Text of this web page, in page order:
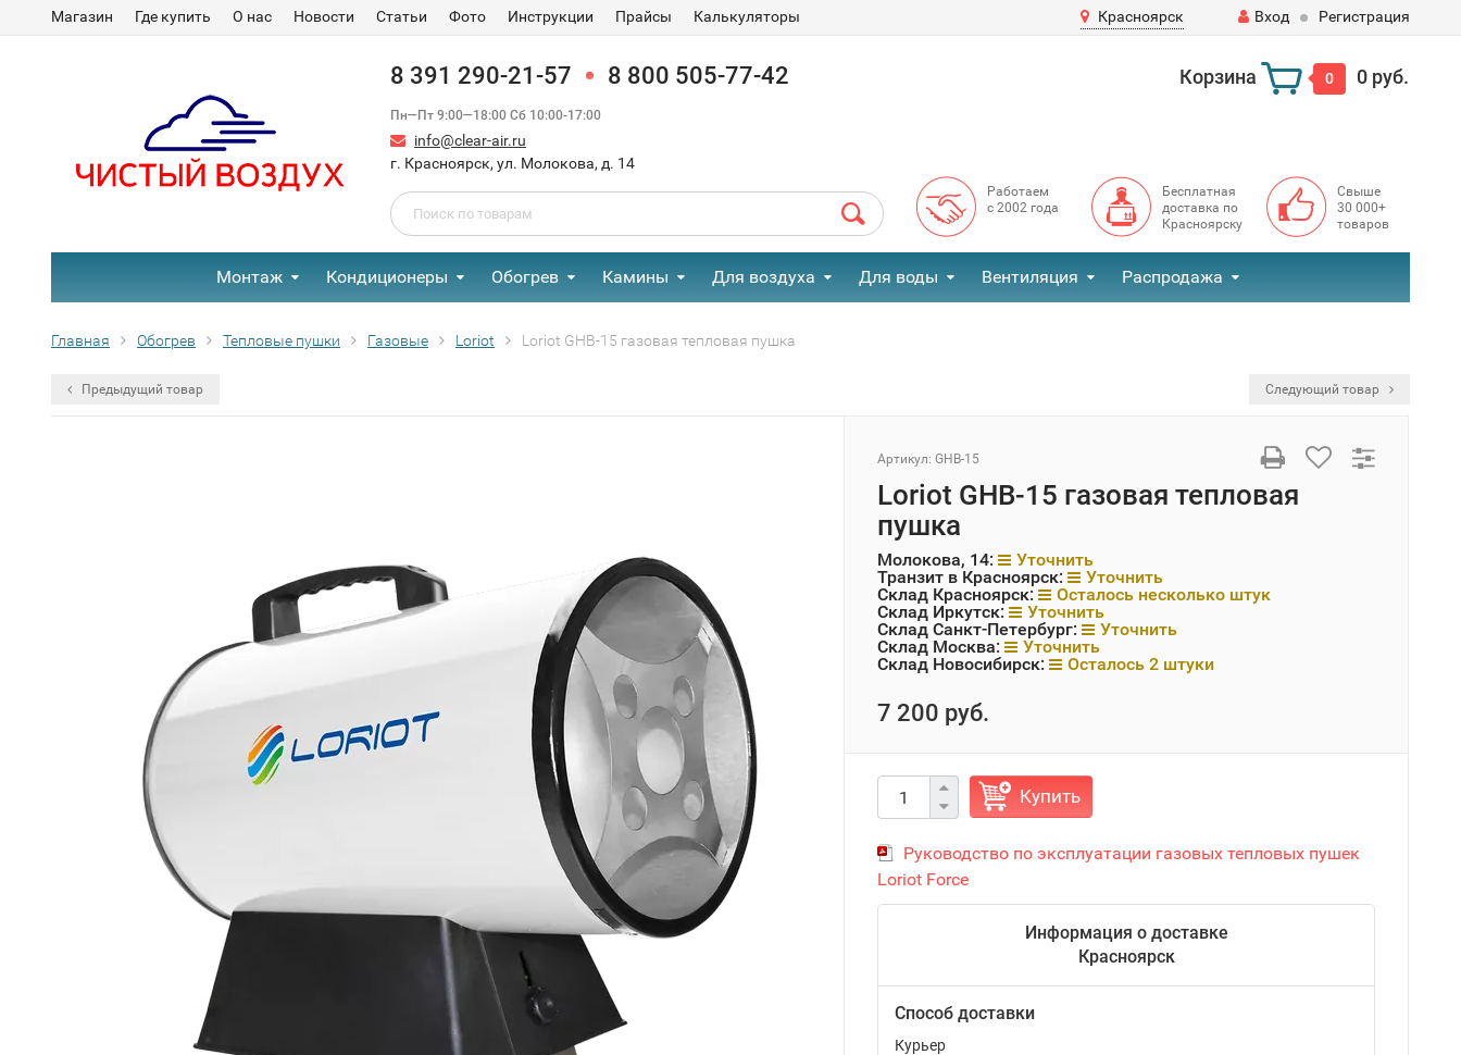
Магазин Где купить О нас Новости Статьи Фото Инструкции Прайсы Калькуляторы Красноярск Вход Регистрация
8 391 290-21-57 8 800 505-77-42
Пн—Пт 9:00—18:00 Сб 10:00-17:00
info@clear-air.ru
г. Красноярск, ул. Молокова, д. 14
Корзина 0 0 руб.
Работаем
с 2002 года
Бесплатная
доставка по
Красноярску
Свыше
30 000+
товаров
Монтаж Кондиционеры Обогрев Камины Для воздуха Для воды Вентиляция Распродажа
Главная Обогрев Тепловые пушки Газовые Loriot Loriot GHB-15 газовая тепловая пушка
Предыдущий товар Следующий товар
Артикул: GHB-15
Loriot GHB-15 газовая тепловая
пушка
Молокова, 14:
Уточнить
Транзит в Красноярск:
Уточнить
Склад Красноярск:
Осталось несколько штук
Склад Иркутск:
Уточнить
Склад Санкт-Петербург:
Уточнить
Склад Москва:
Уточнить
Склад Новосибирск:
Осталось 2 штуки
7 200 руб.
Купить
Руководство по эксплуатации газовых тепловых пушек
Loriot Force
Информация о доставке
Красноярск
Способ доставки
Курьер